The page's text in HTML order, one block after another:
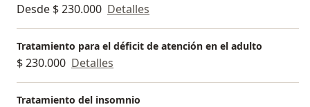
Desde $ 230.000 Detalles
Tratamiento para el déficit de atención en el adulto
$ 230.000 Detalles
Tratamiento del insomnio